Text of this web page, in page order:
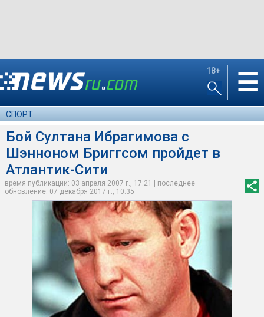
18+ ☰
СПОРТ
Бой Султана Ибрагимова с
Шэнноном Бриггсом пройдет в
Атлантик-Сити
время публикации: 03 апреля 2007 г., 17:21 | последнее
обновление: 07 декабря 2017 г., 10:35